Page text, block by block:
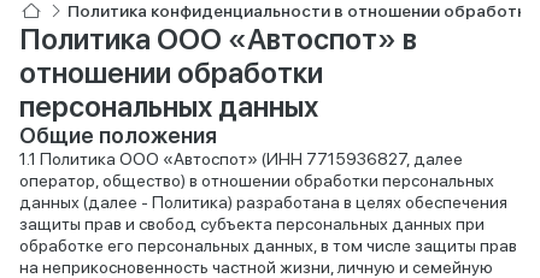
Политика конфиденциальности в отношении
Политика ООО «Автоспот» в
отношении обработки
персональных данных
Общие положения
Политика ООО «Автоспот» (ИНН 7715936827, далее
оператор, общество) в отношении обработки персональных
данных (далее - Политика) разработана в целях обеспечения
защиты прав и свобод субъекта персональных данных при
обработке его персональных данных, в том числе защиты прав
на неприкосновенность частной жизни, личную и семейную